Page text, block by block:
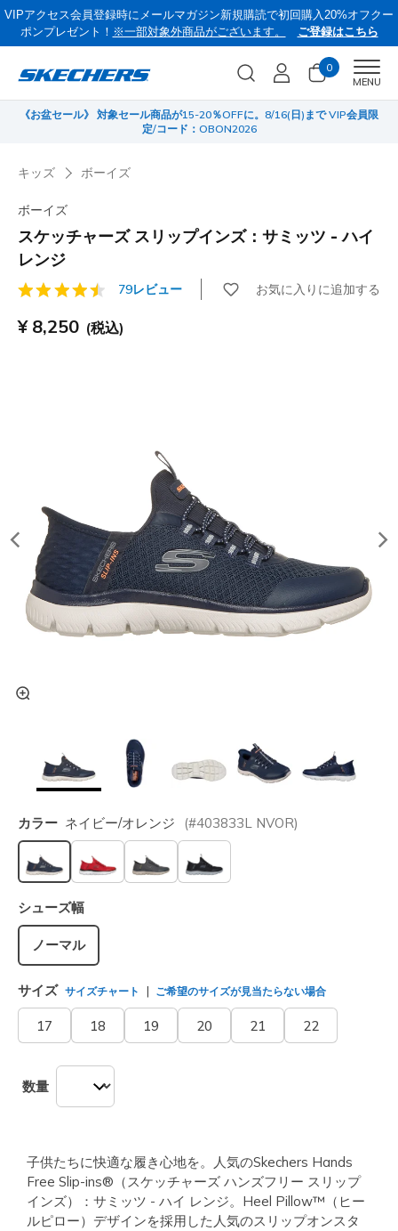
VIPアクセス会員登録時にメールマガジン新規購読で初回購入20%オフクー
ポンプレゼント！ ※一部対象外商品がございます。 ご登録はこちら
0
MENU
《お盆セール》 対象セール商品が15-20％OFFに。8/16(日)まで VIP会員限
定/コード：OBON2026
キッズ ボーイズ
ボーイズ
スケッチャーズ スリップインズ：サミッツ - ハイ
レンジ
顧客評価4.6/5件79レビュー お気に入りに追加する
¥ 8,250 (税込)
カラー ネイビー/オレンジ (#403833L NVOR)
選択されました
シューズ幅
ノーマル
サイズ サイズチャート ご希望のサイズが見当たらない場合
17 18 19 20 21 22
数量
子供たちに快適な履き心地を。人気のSkechers Hands
Free Slip-ins®（スケッチャーズ ハンズフリー スリップ
インズ）：サミッツ - ハイ レンジ。Heel Pillow™（ヒー
ルピロー）デザインを採用した人気のスリップオンスタ